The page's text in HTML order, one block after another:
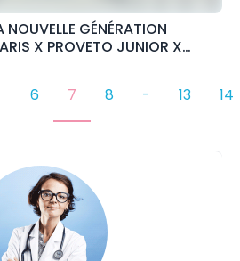
GÉNÉRATION
X PROVETO JUNIOR X
6 7 8 - 13 14